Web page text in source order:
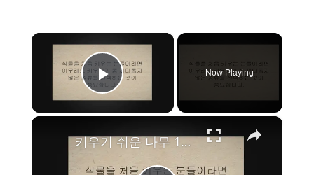
×
Play Video
Now Playing
×
키우기 쉬운 나무 15종, 실내 인테리어 노하우